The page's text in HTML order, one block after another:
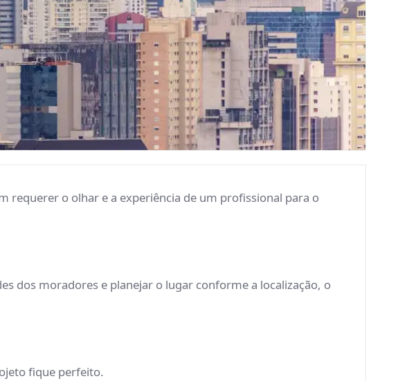
requerer o olhar e a experiência de um profissional para o
dos moradores e planejar o lugar conforme a localização, o
fique perfeito.